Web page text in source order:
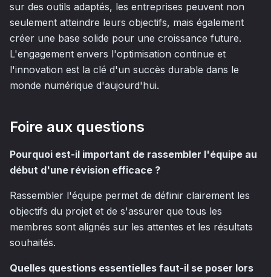
sur des outils adaptés, les entreprises peuvent non
seulement atteindre leurs objectifs, mais également
créer une base solide pour une croissance future.
L'engagement envers l'optimisation continue et
l'innovation est la clé d'un succès durable dans le
monde numérique d'aujourd'hui.
Foire aux questions
Pourquoi est-il important de rassembler l'équipe au
début d'une révision efficace ?
Rassembler l'équipe permet de définir clairement les
objectifs du projet et de s'assurer que tous les
membres sont alignés sur les attentes et les résultats
souhaités.
Quelles questions essentielles faut-il se poser lors